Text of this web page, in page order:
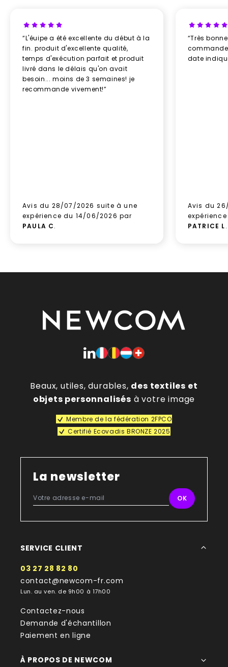
“L'éuipe a été excellente du début à la
fin. produit d'excellente qualité,
temps d'exécution parfait et produit
livré dans le délais qu'on avait
besoin... moins de 3 semaines! je
recommande vivement!”
Avis du 28/07/2026 suite à une
expérience du 14/06/2026 par
PAULA C.
“Très
date
Avis du
PATRICE L.
Beaux, utiles, durables, des textiles et
objets personnalisés à votre image
Membre de la fédération 2FPCO
Certifié Ecovadis BRONZE 2025
La newsletter
SERVICE CLIENT
03 27 28 82 80
contact@newcom-fr.com
Lun. au ven. de 9h00 à 17h00
Contactez-nous
Demande d'échantillon
Paiement en ligne
À PROPOS DE NEWCOM